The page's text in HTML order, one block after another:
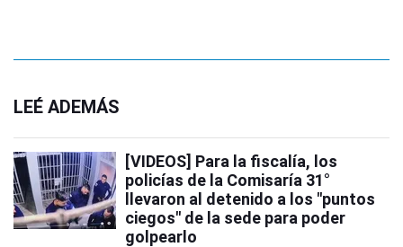
LEÉ ADEMÁS
[VIDEOS] Para la fiscalía, los
policías de la Comisaría 31°
llevaron al detenido a los "puntos
ciegos" de la sede para poder
golpearlo